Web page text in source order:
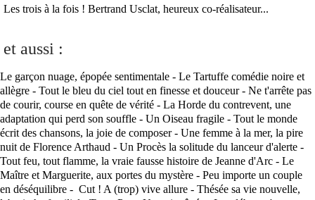
Les trois à la fois ! Bertrand Usclat, heureux co-réalisateur...
et aussi :
Le garçon nuage, épopée sentimentale - Le Tartuffe comédie noire et
allègre - Tout le bleu du ciel tout en finesse et douceur - Ne t'arrête pas
de courir, course en quête de vérité - La Horde du contrevent, une
adaptation qui perd son souffle - Un Oiseau fragile - Tout le monde
écrit des chansons, la joie de composer - Une femme à la mer, la pire
nuit de Florence Arthaud - Un Procès la solitude du lanceur d'alerte -
Tout feu, tout flamme, la vraie fausse histoire de Jeanne d'Arc - Le
Maître et Marguerite, aux portes du mystère - Peu importe un couple
en déséquilibre - Cut ! A (trop) vive allure - Thésée sa vie nouvelle,